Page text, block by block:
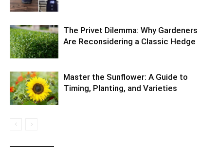
The Privet Dilemma: Why Gardeners
Are Reconsidering a Classic Hedge
Master the Sunflower: A Guide to
Timing, Planting, and Varieties